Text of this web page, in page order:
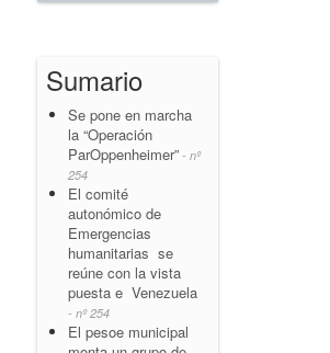
Sumario
Se pone en marcha
la “Operación
ParOppenheimer” - nº
254
El comité
autonómico de
Emergencias
humanitarias se
reúne con la vista
puesta e Venezuela
- nº 254
El pesoe municipal